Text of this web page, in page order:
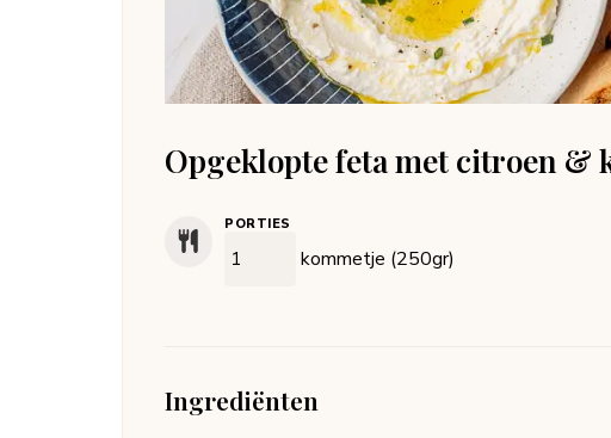
Opgeklopte feta met citroen &
PORTIES
kommetje (250gr)
Ingrediënten